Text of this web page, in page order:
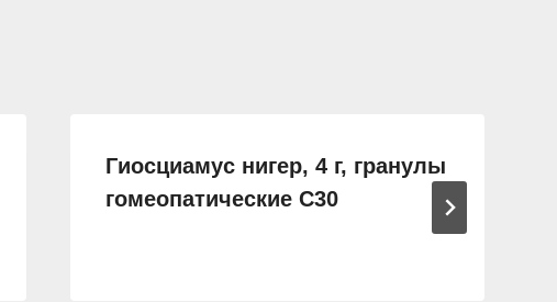
Гиосциамус нигер, 4 г, гранулы
гомеопатические C30